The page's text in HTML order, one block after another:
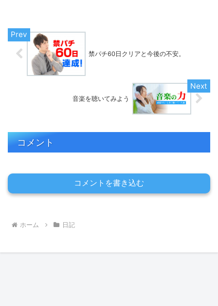
禁パチ60日クリアと今後の不安。
音楽を聴いてみよう
コメント
コメントを書き込む
ホーム 日記